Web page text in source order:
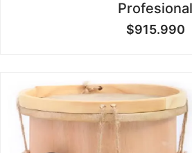
0
de
5
Profesional
$915.990